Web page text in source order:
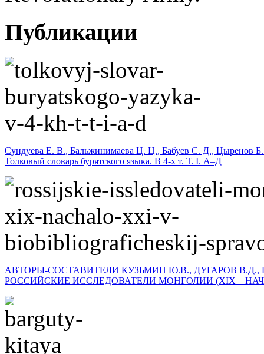
Публикации
Сундуева Е. В., Бальжинимаева Ц. Ц., Бабуев С. Д., Цыренов
Толковый словарь бурятского языка. В 4-х т. Т. I. А–Д
АВТОРЫ-СОСТАВИТЕЛИ КУЗЬМИН Ю.В., ДУГАРОВ
РОССИЙСКИЕ ИССЛЕДОВАТЕЛИ МОНГОЛИИ (XIX –